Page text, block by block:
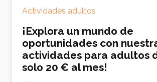
Actividades adultos
¡Explora un mundo de
oportunidades con
actividades para adultos
solo 20 € al mes!